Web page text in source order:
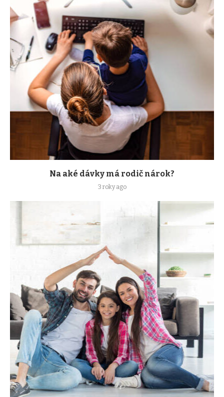
Na aké dávky má rodič nárok?
3 roky ago